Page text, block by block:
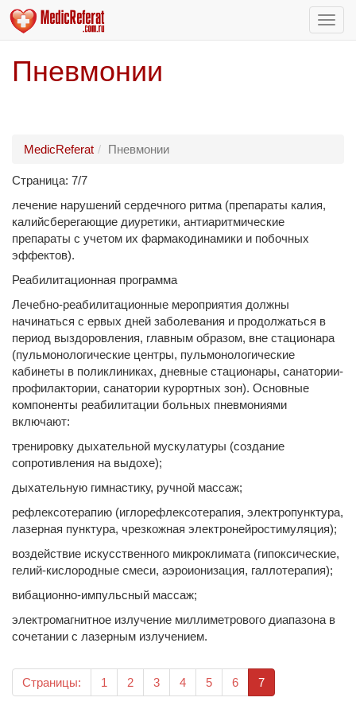
Пневмонии
MedicReferat Пневмонии
Страница: 7/7
лечение нарушений сердечного ритма (препараты калия,
калийсберегающие диуретики, антиаритмические
препараты с учетом их фармакодинамики и побочных
эффектов).
Реабилитационная программа
Лечебно-реабилитационные мероприятия должны
начинаться с ервых дней заболевания и продолжаться в
период выздоровления, главным образом, вне стационара
(пульмонологические центры, пульмонологические
кабинеты в поликлиниках, дневные стационары, санатории-
профилактории, санатории курортных зон). Основные
компоненты реабилитации больных пневмониями
включают:
тренировку дыхательной мускулатуры (создание
сопротивления на выдохе);
дыхательную гимнастику, ручной массаж;
рефлексотерапию (иглорефлексотерапия, электропунктура,
лазерная пунктура, чрезкожная электронейростимуляция);
воздействие искусственного микроклимата (гипоксические,
гелий-кислородные смеси, аэроионизация, галлотерапия);
вибационно-импульсный массаж;
электромагнитное излучение миллиметрового диапазона в
сочетании с лазерным излучением.
Страницы: 1 2 3 4 5 6 7(текущая)